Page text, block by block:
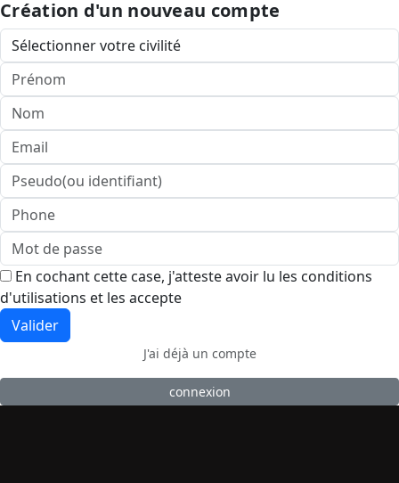
Création d'un nouveau compte
En cochant cette case, j'atteste avoir lu les conditions
d'utilisations et les accepte
Valider
J'ai déjà un compte
connexion